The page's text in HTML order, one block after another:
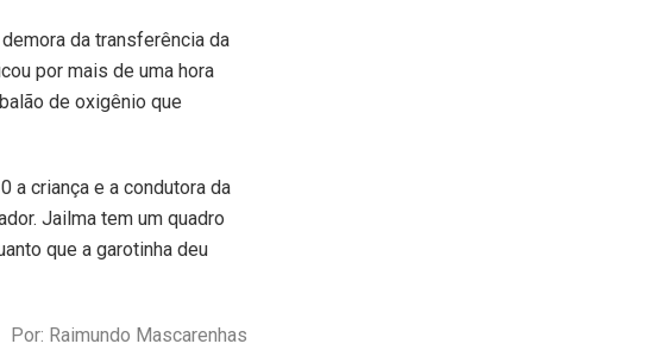
da transferência da
por mais de uma hora
de oxigênio que
a criança e a condutora da
Jailma tem um quadro
que a garotinha deu
Por: Raimundo Mascarenhas